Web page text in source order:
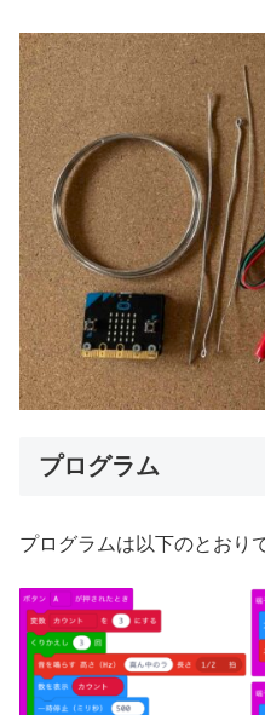
プログラム
プログラムは以下のとおり